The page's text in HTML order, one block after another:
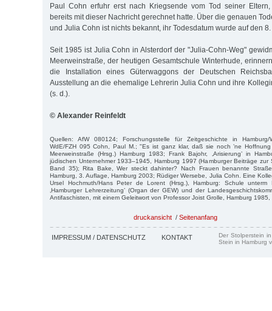
Paul Cohn erfuhr erst nach Kriegsende vom Tod seiner
bereits mit dieser Nachricht gerechnet hatte. Über die genauen
und Julia Cohn ist nichts bekannt, ihr Todesdatum wurde auf den
Seit 1985 ist Julia Cohn in Alsterdorf der "Julia-Cohn-Weg"
Meerweinstraße, der heutigen Gesamtschule Winterhude,
die Installation eines Güterwaggons der Deutschen
Ausstellung an die ehemalige Lehrerin Julia Cohn und ihre
(s. d.).
© Alexander Reinfeldt
Quellen: AfW 080124; Forschungsstelle für Zeitgeschichte in Hamburg/
WdE/FZH 095 Cohn, Paul M.; "Es ist ganz klar, daß sie noch ’ne
Meerweinstraße (Hrsg.) Hamburg 1983; Frank Bajohr, ‚Arisierung’ in
jüdischen Unternehmer 1933–1945, Hamburg 1997 (Hamburger Beiträge zur
Band 35); Rita Bake, Wer steckt dahinter? Nach Frauen benannte
Hamburg, 3. Auflage, Hamburg 2003; Rüdiger Wersebe, Julia Cohn. Eine
Ursel Hochmuth/Hans Peter de Lorent (Hrsg.), Hamburg: Schule unterm
‚Hamburger Lehrerzeitung’ (Organ der GEW) und der
Antifaschisten, mit einem Geleitwort von Professor Joist Grolle, Hamburg
druckansicht / Seitenanfang
IMPRESSUM / DATENSCHUTZ KONTAKT
Der Stolperstein
Stein in Hamburg